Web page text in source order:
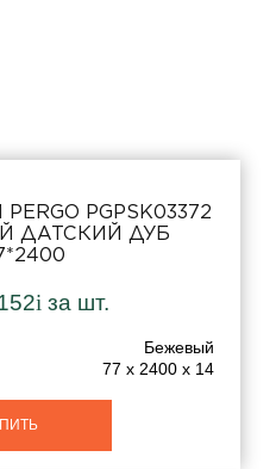
PGPSK03372
ДАТСКИЙ ДУБ
i за шт.
Бежевый
77 x 2400 x 14